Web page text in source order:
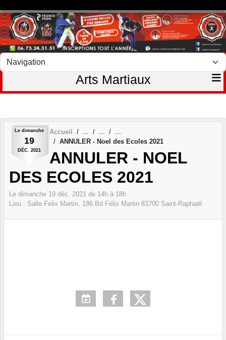
Arts Martiaux
Le dimanche
19
DÉC. 2021
Accueil
ANNULER - Noel des Ecoles 2021
ANNULER - NOEL
DES ECOLES 2021
Le dimanche 19 déc. 2021 de 14h à 18h
Lieu : Salle Felix Martin, 186 Bd Félix Martin 83700 Saint-Raphaël